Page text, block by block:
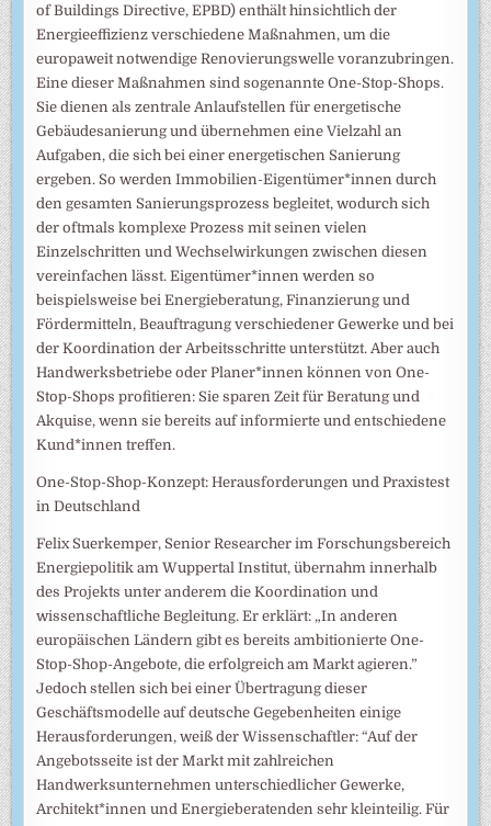
of Buildings Directive, EPBD) enthält hinsichtlich der
Energieeffizienz verschiedene Maßnahmen, um die
europaweit notwendige Renovierungswelle voranzubringen.
Eine dieser Maßnahmen sind sogenannte One-Stop-Shops.
Sie dienen als zentrale Anlaufstellen für energetische
Gebäudesanierung und übernehmen eine Vielzahl an
Aufgaben, die sich bei einer energetischen Sanierung
ergeben. So werden Immobilien-Eigentümer*innen durch
den gesamten Sanierungsprozess begleitet, wodurch sich
der oftmals komplexe Prozess mit seinen vielen
Einzelschritten und Wechselwirkungen zwischen diesen
vereinfachen lässt. Eigentümer*innen werden so
beispielsweise bei Energieberatung, Finanzierung und
Fördermitteln, Beauftragung verschiedener Gewerke und bei
der Koordination der Arbeitsschritte unterstützt. Aber auch
Handwerksbetriebe oder Planer*innen können von One-
Stop-Shops profitieren: Sie sparen Zeit für Beratung und
Akquise, wenn sie bereits auf informierte und entschiedene
Kund*innen treffen.
One-Stop-Shop-Konzept: Herausforderungen und Praxistest
in Deutschland
Felix Suerkemper, Senior Researcher im Forschungsbereich
Energiepolitik am Wuppertal Institut, übernahm innerhalb
des Projekts unter anderem die Koordination und
wissenschaftliche Begleitung. Er erklärt: „In anderen
europäischen Ländern gibt es bereits ambitionierte One-
Stop-Shop-Angebote, die erfolgreich am Markt agieren.”
Jedoch stellen sich bei einer Übertragung dieser
Geschäftsmodelle auf deutsche Gegebenheiten einige
Herausforderungen, weiß der Wissenschaftler: “Auf der
Angebotsseite ist der Markt mit zahlreichen
Handwerksunternehmen unterschiedlicher Gewerke,
Architekt*innen und Energieberatenden sehr kleinteilig. Für